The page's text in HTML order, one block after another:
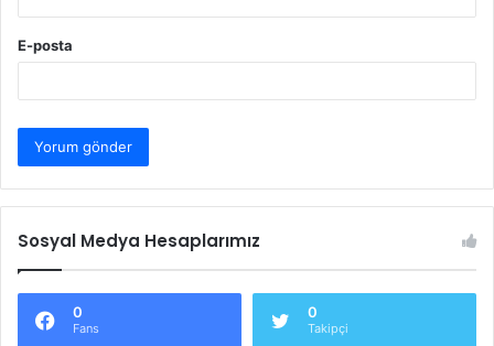
E-posta
Sosyal Medya Hesaplarımız
0
Fans
0
Takipçi